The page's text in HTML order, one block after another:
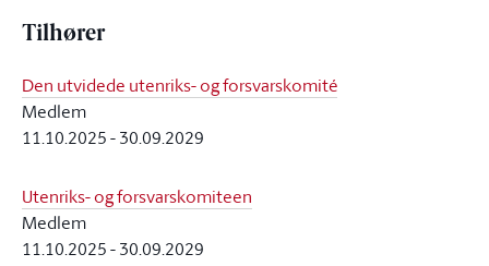
Tilhører
Den utvidede utenriks- og forsvarskomité
Medlem
11.10.2025-30.09.2029
Utenriks- og forsvarskomiteen
Medlem
11.10.2025-30.09.2029